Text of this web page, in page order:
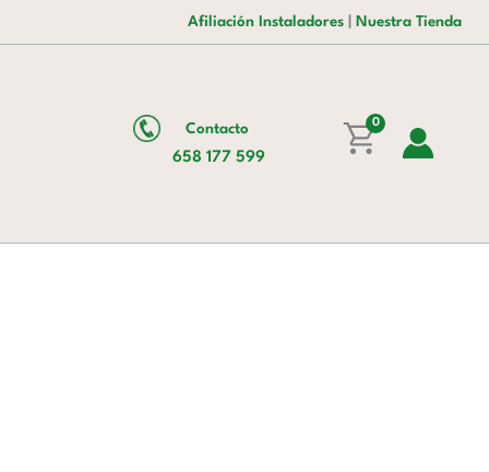
Afiliación Instaladores Nuestra Tienda
Contacto
658 177 599
0
1.670,00 €.1.164,00 €.
cantidad